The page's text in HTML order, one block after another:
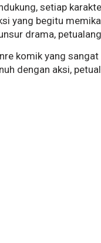
setiap
yang begitu
drama,
komik yang
dengan aksi,